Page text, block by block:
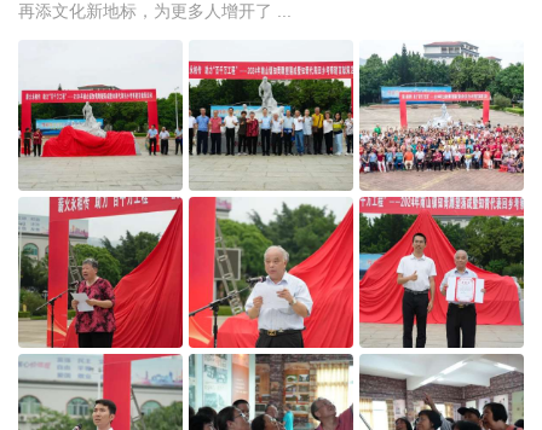
再添文化新地标，为更多人增开了 ...